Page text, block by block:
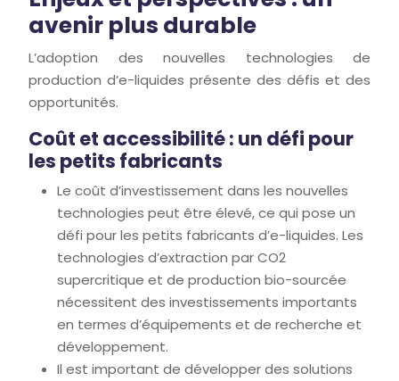
avenir plus durable
L’adoption des nouvelles technologies de
production d’e-liquides présente des défis et des
opportunités.
Coût et accessibilité : un défi pour
les petits fabricants
Le coût d’investissement dans les nouvelles
technologies peut être élevé, ce qui pose un
défi pour les petits fabricants d’e-liquides. Les
technologies d’extraction par CO2
supercritique et de production bio-sourcée
nécessitent des investissements importants
en termes d’équipements et de recherche et
développement.
Il est important de développer des solutions